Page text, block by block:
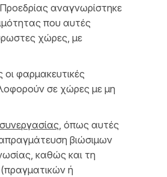
αναγνωρίστηκε
που αυτές
χώρες, με
φαρμακευτικές
σε χώρες με μη
, όπως αυτές
βιώσιμων
καθώς και τη
ή